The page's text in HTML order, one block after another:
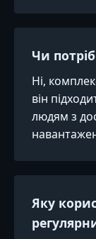
Чи
Ні,
він
людям з
Яку